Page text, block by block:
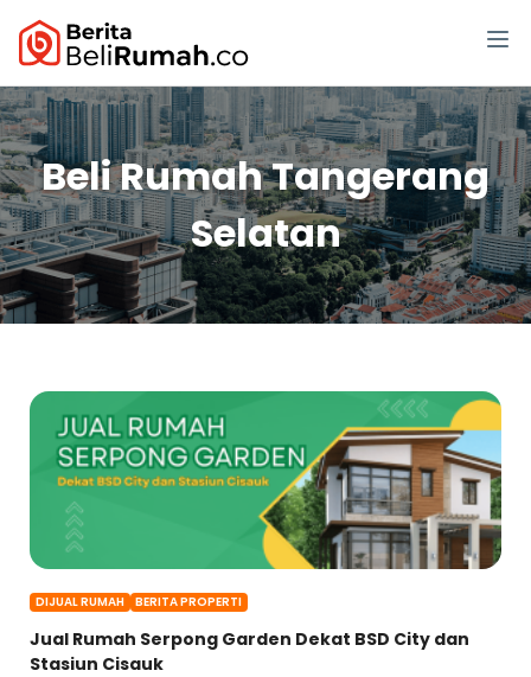
Beli Rumah Tangerang
Selatan
DIJUAL RUMAH BERITA PROPERTI
Jual Rumah Serpong Garden Dekat BSD City dan
Stasiun Cisauk